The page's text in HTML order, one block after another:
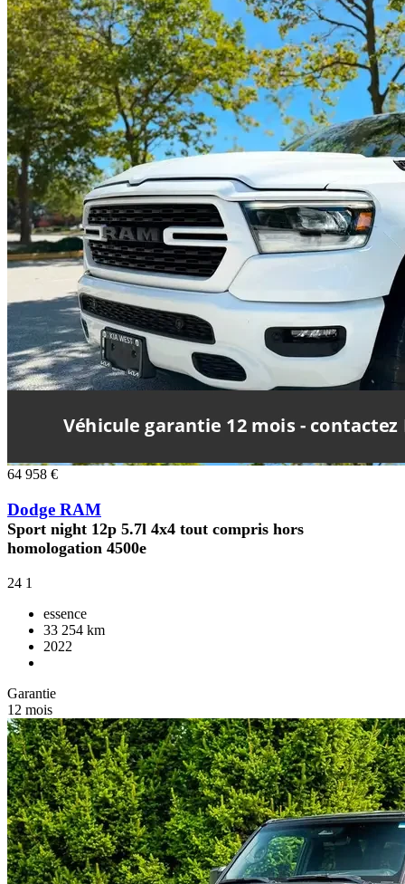
64 958 €
Dodge RAM
Sport night 12p 5.7l 4x4 tout compris hors
homologation 4500e
24 1
essence
33 254 km
2022
Garantie
12 mois